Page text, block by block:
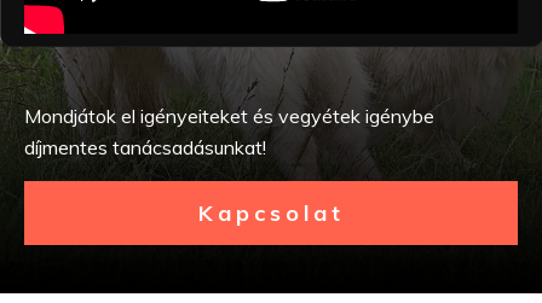
Mondjátok el igényeiteket és vegyétek igénybe
díjmentes tanácsadásunkat!
Kapcsolat